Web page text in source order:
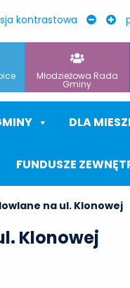
kontrastowa
Młodzieżowa Rada
Gminy
DLA
FUNDUSZE
na ul. Klonowej
Klonowej